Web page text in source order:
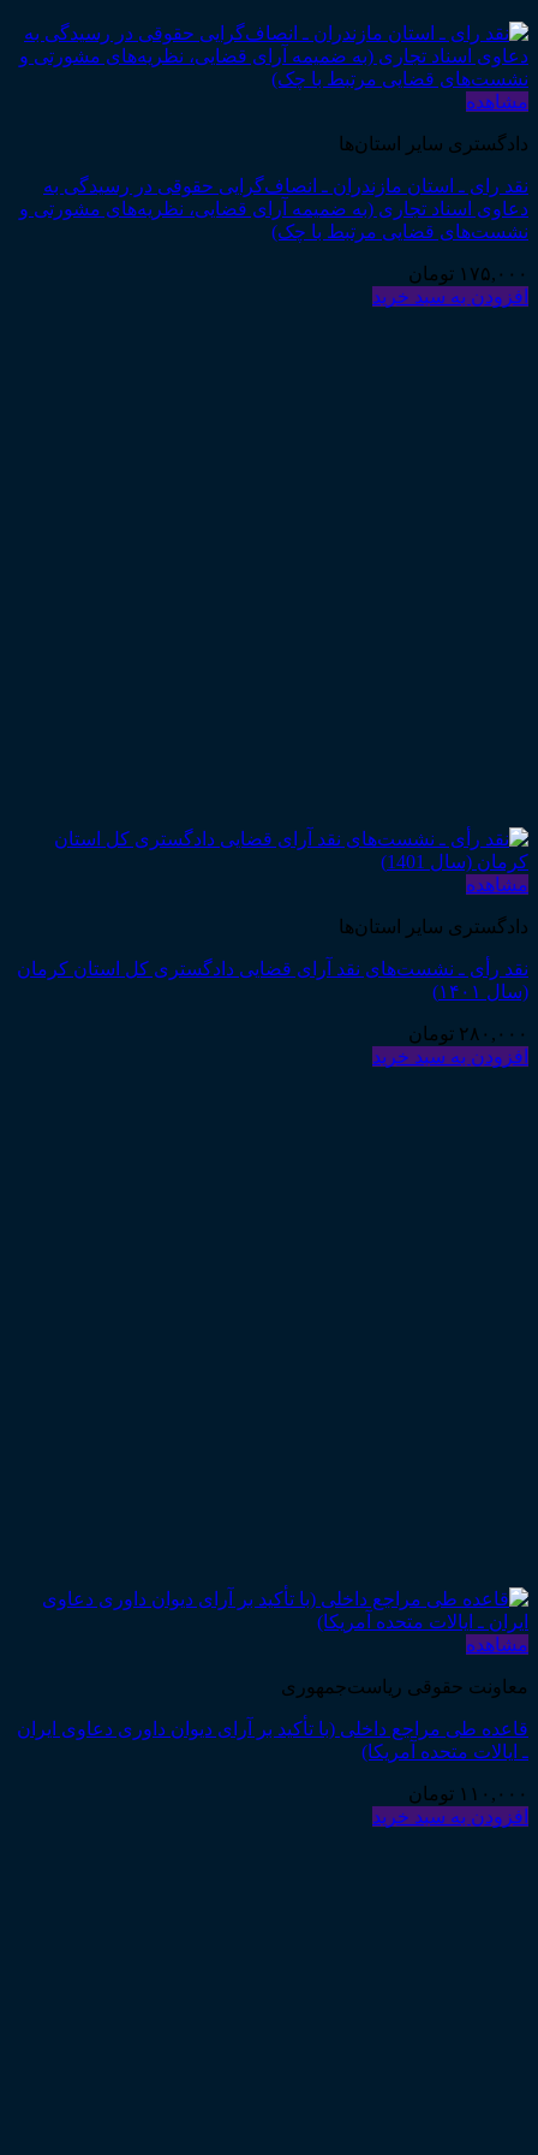
مشاهده
دادگستری سایر استان‌ها
نقد رای ـ استان مازندران ـ انصاف‌گرایی حقوقی در رسیدگی به
دعاوی اسناد تجاری (به ضمیمه آرای قضایی، نظریه‌های مشورتی و
نشست‌های قضایی مرتبط با چک)
۱۷۵,۰۰۰ تومان
افزودن به سبد خرید
مشاهده
دادگستری سایر استان‌ها
نقد رأی ـ نشست‌های نقد آرای قضایی دادگستری کل استان کرمان
(سال ۱۴۰۱)
۲۸۰,۰۰۰ تومان
افزودن به سبد خرید
مشاهده
معاونت حقوقی ریاست‌جمهوری
قاعده طی مراجع داخلی (با تأکید بر آرای دیوان داوری دعاوی ایران
ـ ایالات متحده آمریکا)
۱۱۰,۰۰۰ تومان
افزودن به سبد خرید